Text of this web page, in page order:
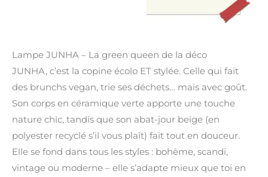
Lampe JUNHA – La green queen de la déco
JUNHA, c’est la copine écolo ET stylée. Celle qui fait
des brunchs vegan, trie ses déchets… mais avec goût.
Son corps en céramique verte apporte une touche
nature chic, tandis que son abat-jour beige (en
polyester recyclé s’il vous plaît) fait tout en douceur.
Elle se fond dans tous les styles : bohème, scandi,
vintage ou moderne – elle s’adapte mieux que toi en